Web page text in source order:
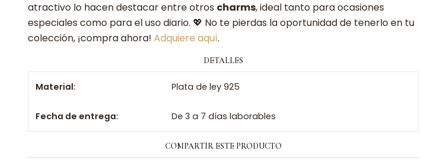
atractivo lo hacen destacar entre otros charms, ideal tanto para ocasiones
especiales como para el uso diario. 💖 No te pierdas la oportunidad de tenerlo en tu
colección, ¡compra ahora! Adquiere aquí.
DETALLES
Material: Plata de ley 925
Fecha de entrega: De 3 a 7 días laborables
COMPARTIR ESTE PRODUCTO